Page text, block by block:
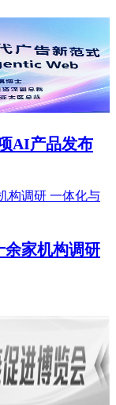
AI产品发布
余家机构调研